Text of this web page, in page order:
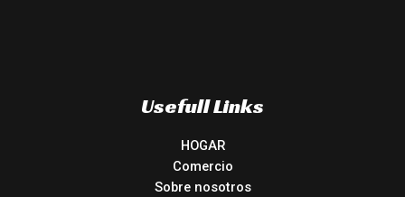
Usefull Links
HOGAR
Comercio
Sobre nosotros